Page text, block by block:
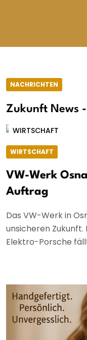
NACHRICHTEN
Zukunft News
WIRTSCHAFT
WIRTSCHAFT
VW-Werk
Auftrag
Das VW-Werk in
unsicheren
Elektro-Porsche